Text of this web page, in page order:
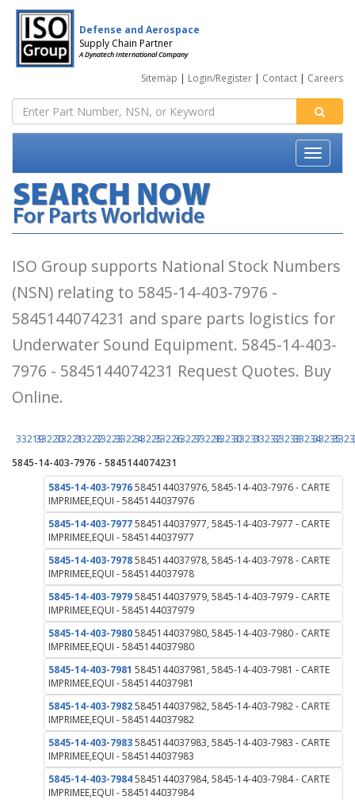
Defense and Aerospace
Supply Chain Partner
A Dynatech International Company
Sitemap | Login/Register | Contact | Careers
ISO Group supports National Stock Numbers
(NSN) relating to 5845-14-403-7976 -
5845144074231 and spare parts logistics for
Underwater Sound Equipment. 5845-14-403-
7976 - 5845144074231 Request Quotes. Buy
Online.
33219332203322133222332233322433225332263322733228332303323133232332333323433235
5845-14-403-7976 - 5845144074231
5845-14-403-79765845144037976, 5845-14-403-7976 - CARTE
IMPRIMEE,EQUI - 5845144037976
5845-14-403-79775845144037977, 5845-14-403-7977 - CARTE
IMPRIMEE,EQUI - 5845144037977
5845-14-403-79785845144037978, 5845-14-403-7978 - CARTE
IMPRIMEE,EQUI - 5845144037978
5845-14-403-79795845144037979, 5845-14-403-7979 - CARTE
IMPRIMEE,EQUI - 5845144037979
5845-14-403-79805845144037980, 5845-14-403-7980 - CARTE
IMPRIMEE,EQUI - 5845144037980
5845-14-403-7981 5845144037981, 5845-14-403-7981 - CARTE
IMPRIMEE,EQUI - 5845144037981
5845-14-403-79825845144037982, 5845-14-403-7982 - CARTE
IMPRIMEE,EQUI - 5845144037982
5845-14-403-79835845144037983, 5845-14-403-7983 - CARTE
IMPRIMEE,EQUI - 5845144037983
5845-14-403-79845845144037984, 5845-14-403-7984 - CARTE
IMPRIMEE,EQUI - 5845144037984